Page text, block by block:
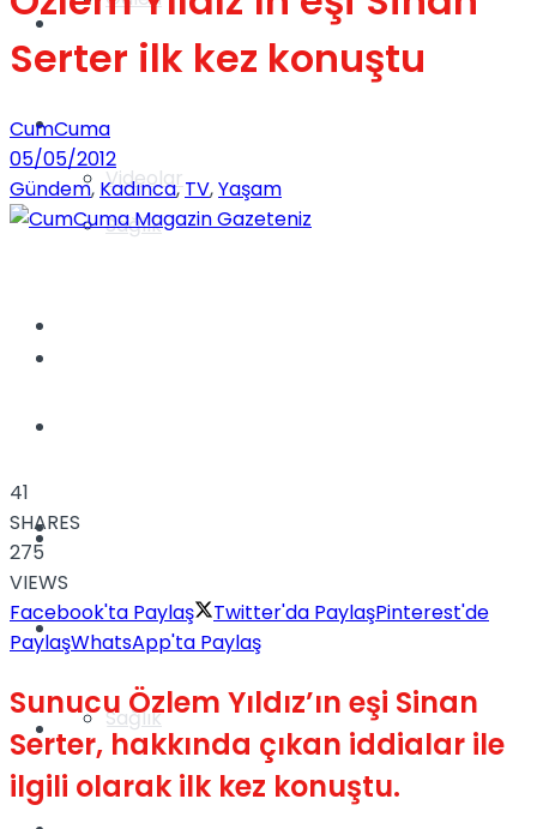
Videolar
Yaşam
Sağlık
Gündem
Yaşam
Sağlık
Dünya
Türkiye
Müzik
Serter ilk kez konuştu
CumCuma
05/05/2012
Gündem, Kadınca,TV,Yaşam
41
SHARES
275
VIEWS
Facebook'ta Paylaş
Twitter'da PaylaşPinterest'de
PaylaşWhatsApp'ta Paylaş
Sunucu Özlem Yıldız’ın eşi Sinan
Serter, hakkında çıkan iddialar ile
ilgili olarak ilk kez konuştu.